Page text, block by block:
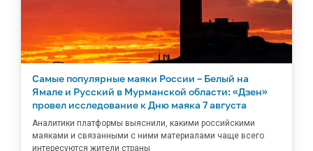
Самые популярные маяки России – Белый на
Ямале и Русский в Мурманской области: «Дзен»
провел исследование к Дню маяка 7 августа
Аналитики платформы выяснили, какими российскими
маяками и связанными с ними материалами чаще всего
интересуются жители страны